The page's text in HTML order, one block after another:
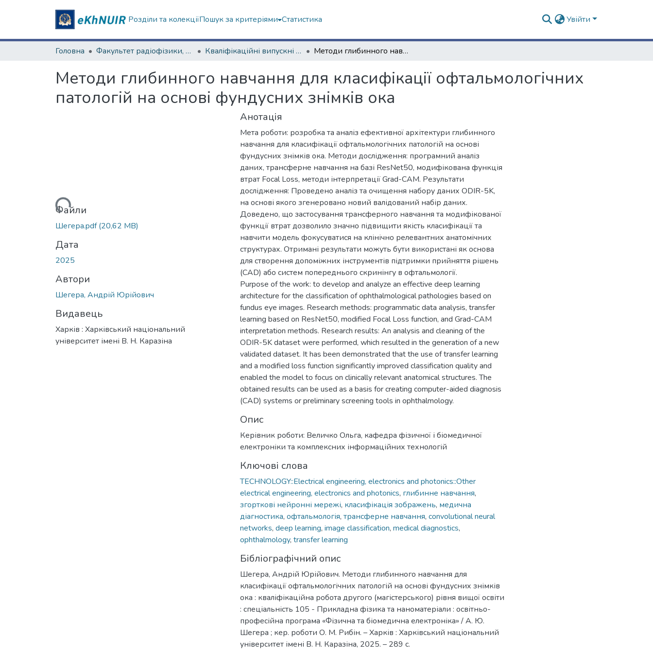
Розділи та колекціїПошук за критеріями Статистика Увійти
Головна Факультет радіофізики, біомедичної електроніки та комп’ютерних систем Кваліфікаційні випускні роботи магістрів. Факультет радіофізики, біомедичної електроніки та комп’ютерних систем Методи глибинного навчання для класифікації офтальмологічних патологій на основі фундусних знімків ока
Методи глибинного навчання для класифікації офтальмологічних
патологій на основі фундусних знімків ока
Вантажиться...
Файли
Шегера.pdf(20,62 MB)
Дата
2025
Автори
Шегера, Андрій Юрійович
Видавець
Харків : Харківський національний
університет імені В. Н. Каразіна
Анотація
Мета роботи: розробка та аналіз ефективної архітектури глибинного
навчання для класифікації офтальмологічних патологій на основі
фундусних знімків ока. Методи дослідження: програмний аналіз
даних, трансферне навчання на базі ResNet50, модифікована функція
втрат Focal Loss, методи інтерпретації Grad-CAM. Результати
дослідження: Проведено аналіз та очищення набору даних ODIR-5K,
на основі якого згенеровано новий валідований набір даних.
Доведено, що застосування трансферного навчання та модифікованої
функції втрат дозволило значно підвищити якість класифікації та
навчити модель фокусуватися на клінічно релевантних анатомічних
структурах. Отримані результати можуть бути використані як основа
для створення допоміжних інструментів підтримки прийняття рішень
(CAD) або систем попереднього скринінгу в офтальмології.
Purpose of the work: to develop and analyze an effective deep learning
architecture for the classification of ophthalmological pathologies based on
fundus eye images. Research methods: programmatic data analysis, transfer
learning based on ResNet50, modified Focal Loss function, and Grad-CAM
interpretation methods. Research results: An analysis and cleaning of the
ODIR-5K dataset were performed, which resulted in the generation of a new
validated dataset. It has been demonstrated that the use of transfer learning
and a modified loss function significantly improved classification quality and
enabled the model to focus on clinically relevant anatomical structures. The
obtained results can be used as a basis for creating computer-aided diagnosis
(CAD) systems or preliminary screening tools in ophthalmology.
Опис
Керівник роботи: Величко Ольга, кафедра фізичної і біомедичної
електроніки та комплексних інформаційних технологій
Ключові слова
TECHNOLOGY::Electrical engineering, electronics and photonics::Other
electrical engineering, electronics and photonics, глибинне навчання,
згорткові нейронні мережі, класифікація зображень, медична
діагностика, офтальмологія, трансферне навчання, convolutional neural
networks, deep learning, image classification, medical diagnostics,
ophthalmology, transfer learning
Бібліографічний опис
Шегера, Андрій Юрійович. Методи глибинного навчання для
класифікації офтальмологічних патологій на основі фундусних знімків
ока : кваліфікаційна робота другого (магістерського) рівня вищої освіти
: спеціальність 105 - Прикладна фізика та наноматеріали : освітньо-
професійна програма «Фізична та біомедична електроніка» / А. Ю.
Шегера ; кер. роботи О. М. Рибін. – Харків : Харківський національний
університет імені В. Н. Каразіна, 2025. – 289 с.